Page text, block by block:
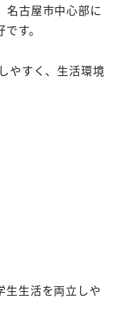
名古屋市中心部に
す。
やすく、生活環境
生生活を両立しや